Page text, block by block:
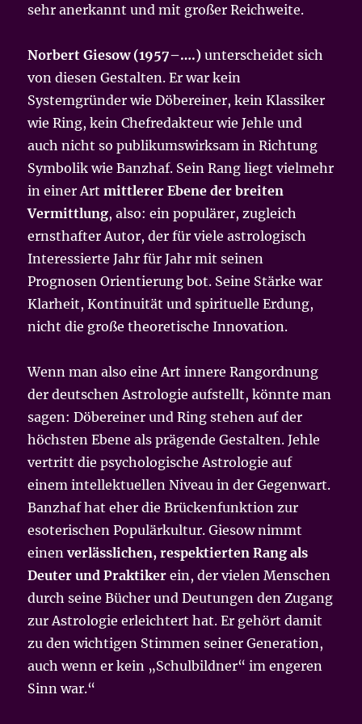
sehr anerkannt und mit großer Reichweite.
Norbert Giesow (1957–….) unterscheidet sich
von diesen Gestalten. Er war kein
Systemgründer wie Döbereiner, kein Klassiker
wie Ring, kein Chefredakteur wie Jehle und
auch nicht so publikumswirksam in Richtung
Symbolik wie Banzhaf. Sein Rang liegt vielmehr
in einer Artmittlerer Ebene der breiten
Vermittlung, also: ein populärer, zugleich
ernsthafter Autor, der für viele astrologisch
Interessierte Jahr für Jahr mit seinen
Prognosen Orientierung bot. Seine Stärke war
Klarheit, Kontinuität und spirituelle Erdung,
nicht die große theoretische Innovation.
Wenn man also eine Art innere Rangordnung
der deutschen Astrologie aufstellt, könnte man
sagen: Döbereiner und Ring stehen auf der
höchsten Ebene als prägende Gestalten. Jehle
vertritt die psychologische Astrologie auf
einem intellektuellen Niveau in der Gegenwart.
Banzhaf hat eher die Brückenfunktion zur
esoterischen Populärkultur. Giesow nimmt
einenverlässlichen, respektierten Rang als
Deuter und Praktiker ein, der vielen Menschen
durch seine Bücher und Deutungen den Zugang
zur Astrologie erleichtert hat. Er gehört damit
zu den wichtigen Stimmen seiner Generation,
auch wenn er kein „Schulbildner“ im engeren
Sinn war.“